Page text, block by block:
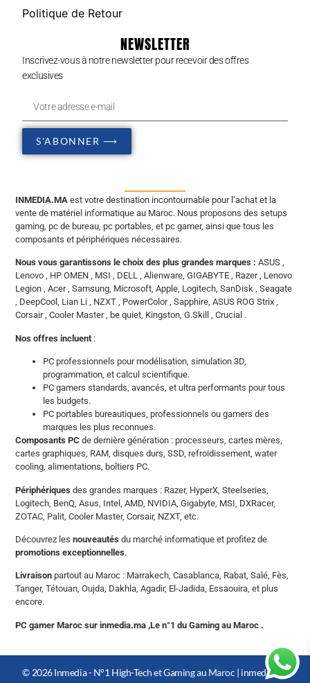
Politique de Retour
NEWSLETTER
Inscrivez-vous à notre newsletter pour recevoir des offres
exclusives
S'ABONNER ⟶
INMEDIA.MA est votre destination incontournable pour l’achat et la
vente de matériel informatique au Maroc. Nous proposons des setups
gaming, pc de bureau, pc portables, et pc gamer, ainsi que tous les
composants et périphériques nécessaires.
Nous vous garantissons le choix des plus grandes marques : ASUS ,
Lenovo , HP OMEN , MSI , DELL , Alienware, GIGABYTE , Razer , Lenovo
Legion , Acer , Samsung, Microsoft, Apple, Logitech, SanDisk , Seagate
, DeepCool, Lian Li , NZXT , PowerColor , Sapphire, ASUS ROG Strix ,
Corsair , Cooler Master , be quiet, Kingston, G.Skill , Crucial .
Nos offres incluent :
PC professionnels pour modélisation, simulation 3D,
programmation, et calcul scientifique.
PC gamers standards, avancés, et ultra performants pour tous
les budgets.
PC portables bureautiques, professionnels ou gamers des
marques les plus reconnues.
Composants PC de dernière génération : processeurs, cartes mères,
cartes graphiques, RAM, disques durs, SSD, refroidissement, water
cooling, alimentations, boîtiers PC.
Périphériques des grandes marques : Razer, HyperX, Steelseries,
Logitech, BenQ, Asus, Intel, AMD, NVIDIA, Gigabyte, MSI, DXRacer,
ZOTAC, Palit, Cooler Master, Corsair, NZXT, etc.
Découvrez lesnouveautés du marché informatique et profitez de
promotions exceptionnelles.
Livraison partout au Maroc : Marrakech, Casablanca, Rabat, Salé, Fès,
Tanger, Tétouan, Oujda, Dakhla, Agadir, El-Jadida, Essaouira, et plus
encore.
PC gamer Maroc sur inmedia.ma ,Le n°1 du Gaming au Maroc .
© 2026 Inmedia - N°1 High-Tech et Gaming au Maroc | inmedia.ma